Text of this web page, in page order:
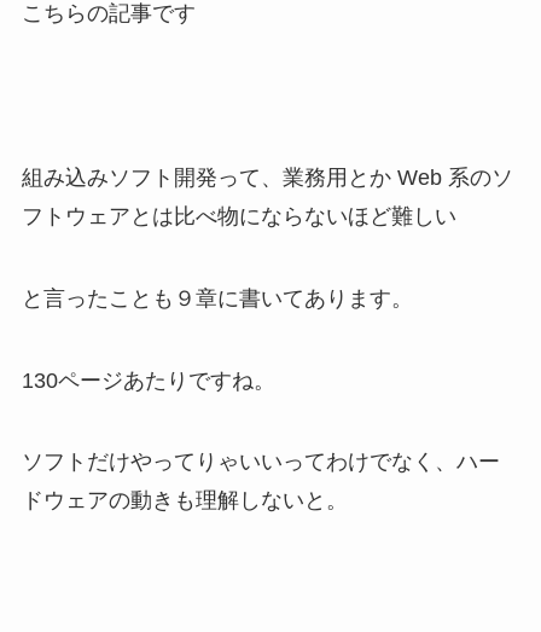
こちらの記事です
組み込みソフト開発って、業務用とか Web 系のソ
フトウェアとは比べ物にならないほど難しい
と言ったことも９章に書いてあります。
130ページあたりですね。
ソフトだけやってりゃいいってわけでなく、ハー
ドウェアの動きも理解しないと。